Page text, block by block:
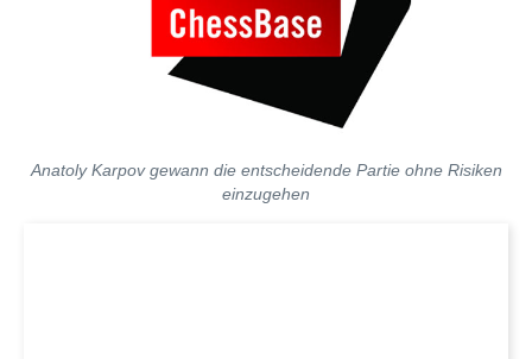
Anatoly Karpov gewann die entscheidende Partie ohne Risiken
einzugehen